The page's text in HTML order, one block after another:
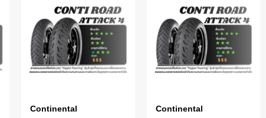
Continental
Continental